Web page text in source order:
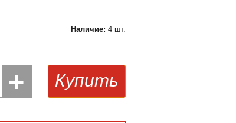
Наличие: 4 шт.
+ Купить